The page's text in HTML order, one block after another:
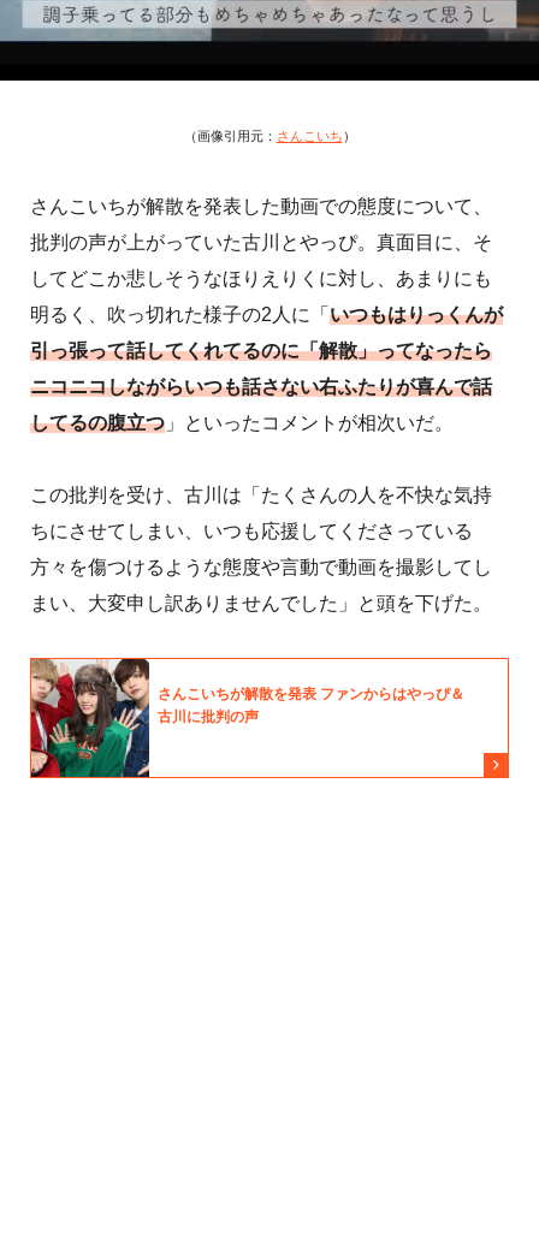
（画像引用元： さんこいち ）
さんこいちが解散を発表した動画での態度について、
批判の声が上がっていた古川とやっぴ。真面目に、そ
してどこか悲しそうなほりえりくに対し、あまりにも
明るく、吹っ切れた様子の2人に「 いつもはりっくんが
引っ張って話してくれてるのに「解散」ってなったら
ニコニコしながらいつも話さない右ふたりが喜んで話
してるの腹立つ 」といったコメントが相次いだ。
この批判を受け、古川は「たくさんの人を不快な気持
ちにさせてしまい、いつも応援してくださっている
方々を傷つけるような態度や言動で動画を撮影してし
まい、大変申し訳ありませんでした」と頭を下げた。